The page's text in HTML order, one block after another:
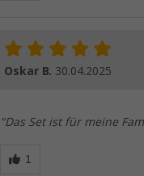
Oskar B. 30.04.2025
"Das Set ist für meine